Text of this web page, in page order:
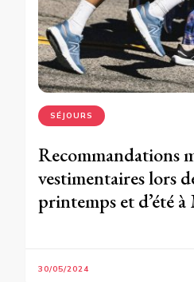
SÉJOURS
Recommandations
vestimentaires lors
printemps et d’été
30/05/2024